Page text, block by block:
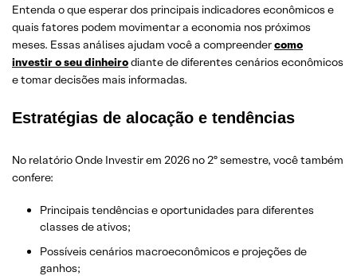
Entenda o que esperar dos principais indicadores econômicos e
quais fatores podem movimentar a economia nos próximos
meses. Essas análises ajudam você a compreendercomo
investir o seu dinheirodiante de diferentes cenários econômicos
e tomar decisões mais informadas.
Estratégias de alocação e tendências
No relatório Onde Investir em 2026 no 2º semestre, você também
confere:
Principais tendências e oportunidades para diferentes
classes de ativos;
Possíveis cenários macroeconômicos e projeções de
ganhos;